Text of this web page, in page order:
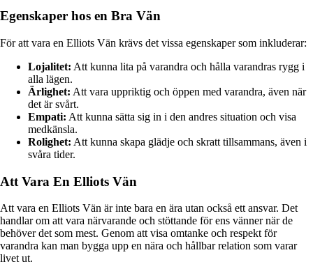
Egenskaper hos en Bra Vän
För att vara en Elliots Vän krävs det vissa egenskaper som inkluderar:
Lojalitet: Att kunna lita på varandra och hålla varandras rygg i
alla lägen.
Ärlighet: Att vara uppriktig och öppen med varandra, även när
det är svårt.
Empati: Att kunna sätta sig in i den andres situation och visa
medkänsla.
Rolighet: Att kunna skapa glädje och skratt tillsammans, även i
svåra tider.
Att Vara En Elliots Vän
Att vara en Elliots Vän är inte bara en ära utan också ett ansvar. Det
handlar om att vara närvarande och stöttande för ens vänner när de
behöver det som mest. Genom att visa omtanke och respekt för
varandra kan man bygga upp en nära och hållbar relation som varar
livet ut.